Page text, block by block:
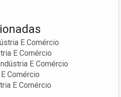
E Comércio
E Comércio
E Comércio
Comércio
E Comércio